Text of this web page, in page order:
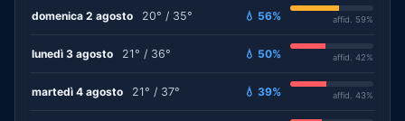
domenica 2 agosto 20° / 35° 💧 56% affid. 59%
lunedì 3 agosto 21° / 36° 💧 50% affid. 42%
martedì 4 agosto 21° / 37° 💧 39% affid. 43%